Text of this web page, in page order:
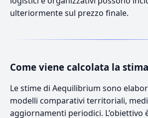
ulteriormente sul prezzo finale.
Come viene calcolata la stima
Le stime di Aequilibrium sono
modelli comparativi territoriali,
aggiornamenti periodici. L’obiettivo